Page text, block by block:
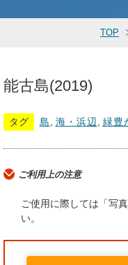
TOP
能古島(2019)
タグ 島 海・浜辺 緑豊
ご利用上の注意
ご使用に際しては「写
い。